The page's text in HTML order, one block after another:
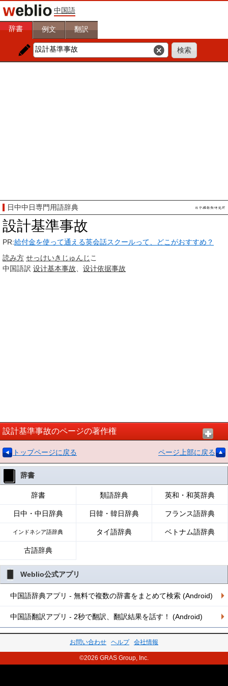
中国語
辞書 例文 翻訳
日中中日専門用語辞典
設計基準事故
PR:給付金を使って通える英会話スクールって、どこがおすすめ？
読み方 せっけいきじゅんじ こ
中国語訳 设计基本事故 设计依据事故
設計基準事故のページの著作権
トップページに戻る ページ上部に戻る
辞書
辞書 類語辞典 英和・和英辞典
日中・中日辞典 日韓・韓日辞典 フランス語辞典
インドネシア語辞典 タイ語辞典 ベトナム語辞典
古語辞典
Weblio公式アプリ
中国語辞典アプリ - 無料で複数の辞書をまとめて検索 (Android)
中国語翻訳アプリ - 2秒で翻訳、翻訳結果を話す！ (Android)
お問い合わせ ヘルプ 会社情報
©2026 GRAS Group, Inc.